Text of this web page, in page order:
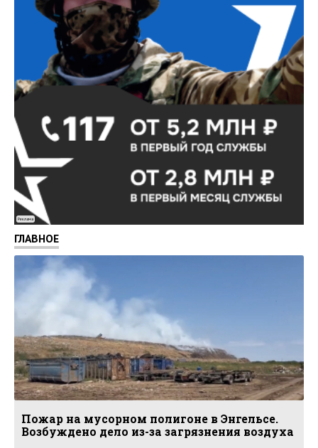
Реклама
ГЛАВНОЕ
Пожар на мусорном полигоне в Энгельсе.
Возбуждено дело из-за загрязнения воздуха